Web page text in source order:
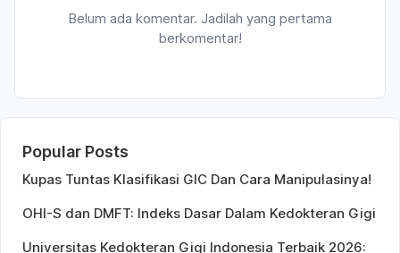
Belum ada komentar. Jadilah yang pertama
berkomentar!
Popular Posts
Kupas Tuntas Klasifikasi GIC Dan Cara Manipulasinya!
OHI-S dan DMFT: Indeks Dasar Dalam Kedokteran Gigi
Universitas Kedokteran Gigi Indonesia Terbaik 2026: